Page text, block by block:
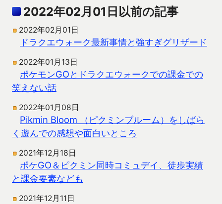
2022年02月01日以前の記事
2022年02月01日
ドラクエウォーク最新事情と強すぎグリザード
2022年01月13日
ポケモンGOとドラクエウォークでの課金での
笑えない話
2022年01月08日
Pikmin Bloom （ピクミンブルーム）をしばら
く遊んでの感想や面白いところ
2021年12月18日
ポケGO＆ピクミン同時コミュデイ、徒歩実績
と課金要素なども
2021年12月11日